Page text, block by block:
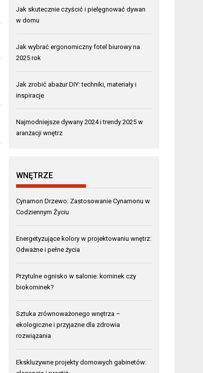
Jak skutecznie czyścić i pielęgnować dywan
w domu
Jak wybrać ergonomiczny fotel biurowy na
2025 rok
Jak zrobić abażur DIY: techniki, materiały i
inspiracje
Najmodniejsze dywany 2024 i trendy 2025 w
aranżacji wnętrz
WNĘTRZE
Cynamon Drzewo: Zastosowanie Cynamonu w
Codziennym Życiu
Energetyzujące kolory w projektowaniu wnętrz:
Odważne i pełne życia
Przytulne ognisko w salonie: kominek czy
biokominek?
Sztuka zrównoważonego wnętrza –
ekologiczne i przyjazne dla zdrowia
rozwiązania
Ekskluzywne projekty domowych gabinetów: